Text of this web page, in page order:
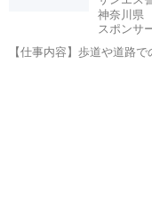
神奈川県
スポンサ
【仕事内容】歩道や道路